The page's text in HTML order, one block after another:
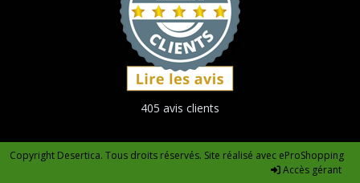
405 avis clients
Copyright Desertica. Tous droits réservés. Site réalisé avec eProShopping
Accès gérant